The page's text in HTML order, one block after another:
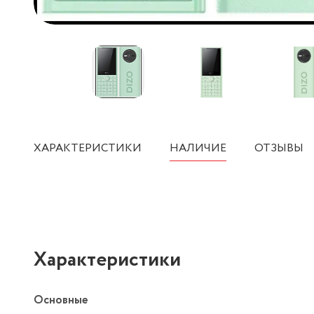
ХАРАКТЕРИСТИКИ НАЛИЧИЕ ОТЗЫВЫ
Характеристики
Основные